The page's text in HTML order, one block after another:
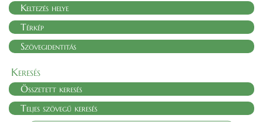
Keltezés helye
Térkép
Szövegidentitás
Keresés
Összetett keresés
Teljes szövegű keresés